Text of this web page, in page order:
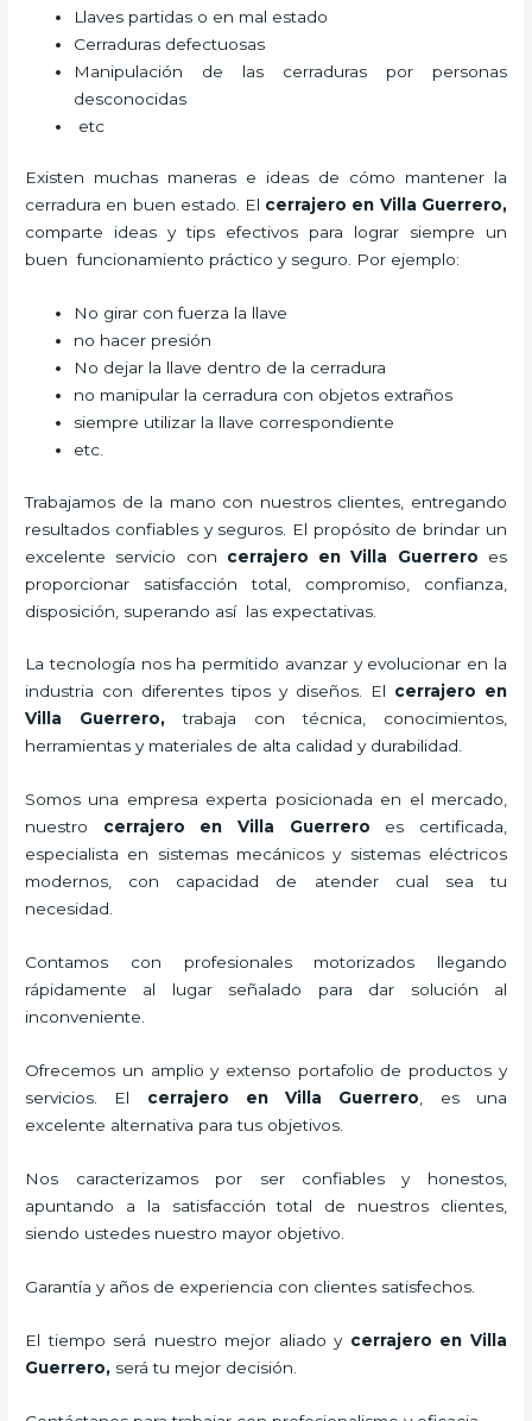
Llaves partidas o en mal estado
Cerraduras defectuosas
Manipulación de las cerraduras por personas
desconocidas
etc
Existen muchas maneras e ideas de cómo mantener la
cerradura en buen estado. El cerrajero en Villa Guerrero,
comparte ideas y tips efectivos para lograr siempre un
buen funcionamiento práctico y seguro. Por ejemplo:
No girar con fuerza la llave
no hacer presión
No dejar la llave dentro de la cerradura
no manipular la cerradura con objetos extraños
siempre utilizar la llave correspondiente
etc.
Trabajamos de la mano con nuestros clientes, entregando
resultados confiables y seguros. El propósito de brindar un
excelente servicio con cerrajero en Villa Guerrero es
proporcionar satisfacción total, compromiso, confianza,
disposición, superando así las expectativas.
La tecnología nos ha permitido avanzar y evolucionar en la
industria con diferentes tipos y diseños. El cerrajero en
Villa Guerrero,trabaja con técnica, conocimientos,
herramientas y materiales de alta calidad y durabilidad.
Somos una empresa experta posicionada en el mercado,
nuestro cerrajero en Villa Guerrero es certificada,
especialista en sistemas mecánicos y sistemas eléctricos
modernos, con capacidad de atender cual sea tu
necesidad.
Contamos con profesionales motorizados llegando
rápidamente al lugar señalado para dar solución al
inconveniente.
Ofrecemos un amplio y extenso portafolio de productos y
servicios. El cerrajero en Villa Guerrero , es una
excelente alternativa para tus objetivos.
Nos caracterizamos por ser confiables y honestos,
apuntando a la satisfacción total de nuestros clientes,
siendo ustedes nuestro mayor objetivo.
Garantía y años de experiencia con clientes satisfechos.
El tiempo será nuestro mejor aliado y cerrajero en Villa
Guerrero, será tu mejor decisión.